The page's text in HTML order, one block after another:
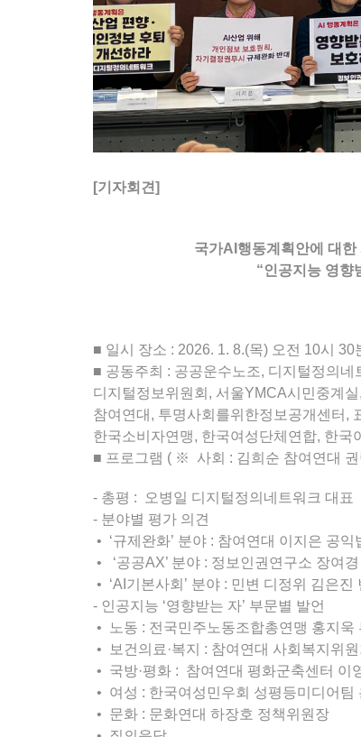
[기자회견]
국가AI행동계획안에 대한
“인공지능 영향
■ 일시 장소 : 2026. 1. 8.(목) 오전 10시
■ 공동주최 : 공공운수노조, 디지털정의
디지털정보위원회, 서울YMCA시민중계
참여연대, 투명사회를위한정보공개센터,
한국소비자연맹, 한국여성단체연합, 한국
■ 프로그램 ( ※ 사회 : 김희순 참여연대
- 총평 : 오병일 디지털정의네트워크 대표
- 분야별 평가 의견
• ‘규제완화’ 분야 : 참여연대 이지은 공
• ‘공공AX’ 분야 : 정보인권연구소 장여
• ‘AI기본사회’ 분야 : 민변 디정위 김은진
- 인공지능 ‘영향받는 자’ 부문별 발언
• 노동 : 전국민주노동조합총연맹 홍지욱
• 보건의료·복지 : 참여연대 사회복지위
• 국방·평화 : 참여연대 평화군축센터 이
• 여성 : 한국여성민우회 성평등미디어팀
• 문화 : 문화연대 하장호 정책위원장